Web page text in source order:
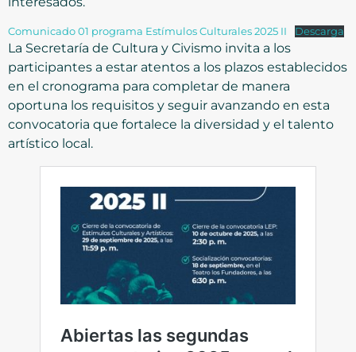
Comunicado 01 programa Estímulos Culturales 2025 II Descarga
La Secretaría de Cultura y Civismo invita a los
participantes a estar atentos a los plazos establecidos
en el cronograma para completar de manera
oportuna los requisitos y seguir avanzando en esta
convocatoria que fortalece la diversidad y el talento
artístico local.